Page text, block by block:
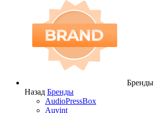
Бренды
Назад Бренды
AudioPressBox
Auvint